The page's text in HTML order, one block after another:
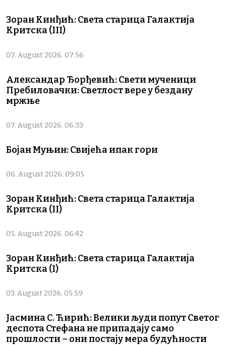
Зоран Кинђић: Света старица Галактија
Критска (III)
07. August 2026. 07:56
Александар Ђорђевић: Свети мученици
Пребиловачки: Светлост вере у бездану
мржње
07. August 2026. 06:33
Бојан Муњин: Свијећа ипак гори
06. August 2026. 09:05
Зоран Кинђић: Света старица Галактија
Критска (II)
05. August 2026. 06:42
Зоран Кинђић: Света старица Галактија
Критска (I)
03. August 2026. 05:59
Јасмина С. Ћирић: Велики људи попут Светог
деспота Стефана не припадају само
прошлости – они постају мера будућности